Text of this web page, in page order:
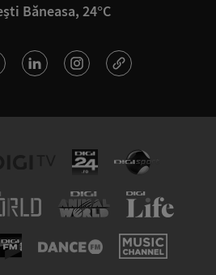
Băneasa, 24°C